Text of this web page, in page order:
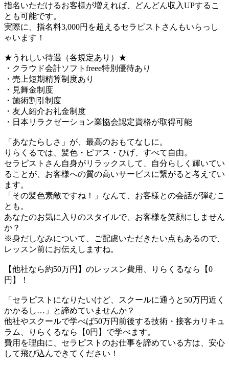
指名いただけるお客様が増えれば、どんどん収入UPするこ
とも可能です。
実際に、指名料3,000円を超えるセラピストさんもいらっし
ゃいます！
★うれしい待遇（各規定あり）★
・クラウド会計ソフトfreee特別優待あり
・売上短期精算制度あり
・見舞金制度
・施術割引制度
・友人紹介お礼金制度
・日本リラクゼーション業協会認定資格が取得可能
「あなたらしさ」が、最高のおもてなしに。
りらくるでは、髪色・ピアス・ひげ、すべて自由。
セラピストさん自身がリラックスして、自分らしく輝いてい
ることが、お客様への質の高いサービスに繋がると考えてい
ます。
「その髪色素敵ですね！」なんて、お客様との会話が弾むこ
とも。
あなたのお気に入りのスタイルで、お客様を笑顔にしません
か？
※身だしなみについて、ご配慮いただきたい点もあるので、
レッスン前にお伝えしますね。
【他社なら約50万円】のレッスン費用、りらくるなら【0
円】！
「セラピストになりたいけど、スクールに通うと50万円近く
かかるし…」と諦めていませんか？
他社やスクールで学べば50万円前後する技術・接客カリキュ
ラム、りらくるなら【0円】で学べます。
費用を理由に、セラピストのお仕事を諦めている方は、安心
して飛び込んできてください！